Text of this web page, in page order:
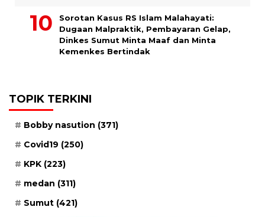
Sorotan Kasus RS Islam Malahayati:
Dugaan Malpraktik, Pembayaran Gelap,
Dinkes Sumut Minta Maaf dan Minta
Kemenkes Bertindak
TOPIK TERKINI
Bobby nasution (371)
Covid19 (250)
KPK (223)
medan (311)
Sumut (421)